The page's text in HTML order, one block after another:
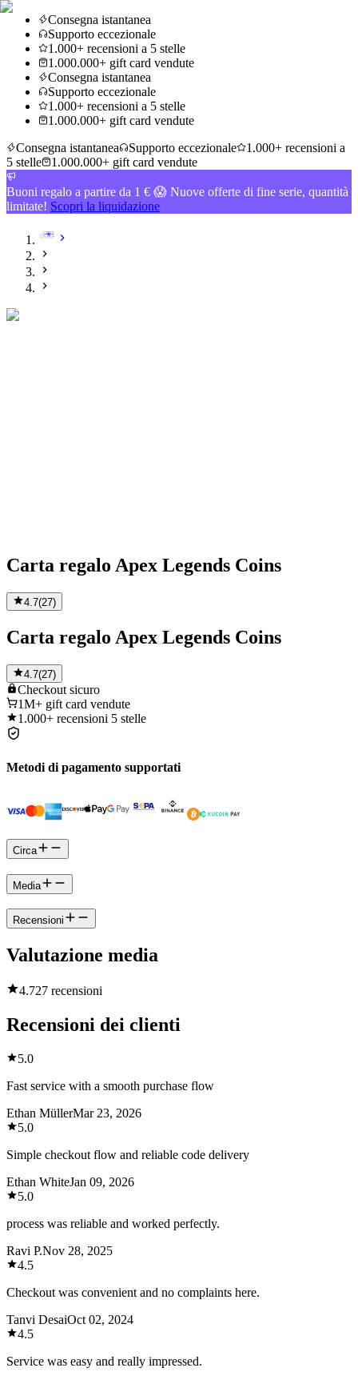
Consegna istantanea
Supporto eccezionale
1.000+ recensioni a 5 stelle
1.000.000+ gift card vendute
Consegna istantanea
Supporto eccezionale
1.000+ recensioni a 5 stelle
1.000.000+ gift card vendute
Consegna istantanea
Supporto eccezionale
1.000+ recensioni a
5 stelle
1.000.000+ gift card vendute
Buoni regalo a partire da 1 € 😱 Nuove offerte di fine serie, quantità
limitate! Scopri la liquidazione
Carta regalo Apex Legends Coins
4.7(27)
Carta regalo Apex Legends Coins
4.7(27)
Checkout sicuro
1M+ gift card vendute
1.000+ recensioni 5 stelle
Metodi di pagamento supportati
Circa
Media
Recensioni
Valutazione media
4.727 recensioni
Recensioni dei clienti
5.0
Fast service with a smooth purchase flow
Ethan MüllerMar 23, 2026
5.0
Simple checkout flow and reliable code delivery
Ethan WhiteJan 09, 2026
5.0
process was reliable and worked perfectly.
Ravi P.Nov 28, 2025
4.5
Checkout was convenient and no complaints here.
Tanvi DesaiOct 02, 2024
4.5
Service was easy and really impressed.